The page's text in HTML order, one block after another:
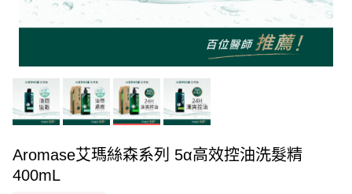
Aromase艾瑪絲森系列 5α高效控油洗髮精
400mL